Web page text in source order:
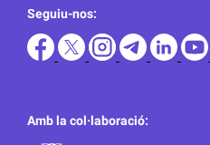
Seguiu-nos:
Amb la col·laboració: